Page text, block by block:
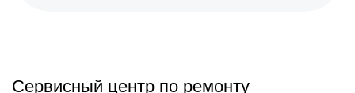
Сервисный центр по ремонту